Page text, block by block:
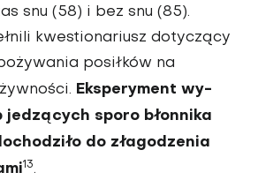
snu (58) i bez snu (85).
kwestionariusz dotyczący
posiłków na
Eksperyment wy­
jedzących sporo błonnika
do złagodze­nia
13.